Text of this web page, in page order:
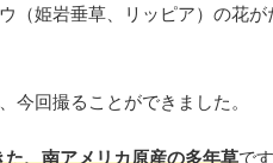
（姫岩垂草、リッピア）の花
今回撮ることができました。
、南アメリカ原産の多年草です